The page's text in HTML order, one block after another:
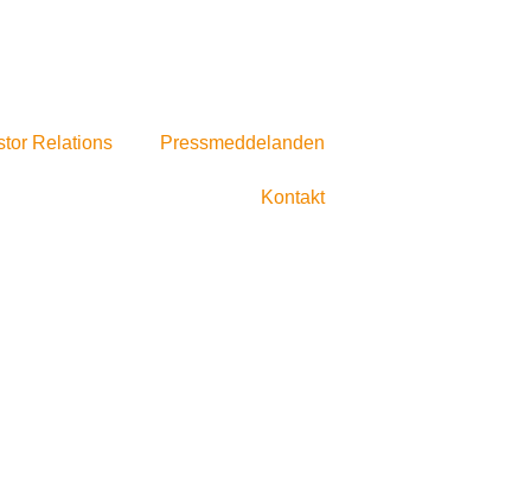
Relations Pressmeddelanden
Kontakt